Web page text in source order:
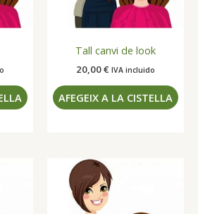
Tall canvi de look
20,00€ IVA incluido
AFEGEIX A LA CISTELLA